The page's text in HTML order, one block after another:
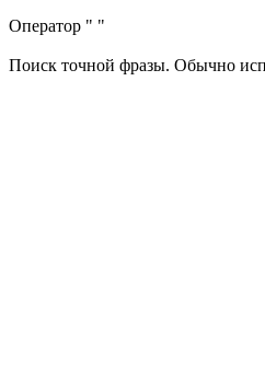
Оператор " "
Поиск точной фразы. Обычно